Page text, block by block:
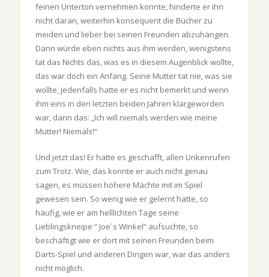
feinen Unterton vernehmen konnte, hinderte er ihn
nicht daran, weiterhin konsequent die Bücher zu
meiden und lieber bei seinen Freunden abzuhängen.
Dann würde eben nichts aus ihm werden, wenigstens
tat das Nichts das, was es in diesem Augenblick wollte,
das war doch ein Anfang. Seine Mutter tat nie, was sie
wollte, jedenfalls hatte er es nicht bemerkt und wenn
ihm eins in den letzten beiden Jahren klargeworden
war, dann das: „Ich will niemals werden wie meine
Mutter! Niemals!“
Und jetzt das! Er hatte es geschafft, allen Unkenrufen
zum Trotz. Wie, das konnte er auch nicht genau
sagen, es müssen höhere Mächte mit im Spiel
gewesen sein. So wenig wie er gelernt hatte, so
häufig, wie er am helllichten Tage seine
Lieblingskneipe “ Joe´s Winkel“ aufsuchte, so
beschäftigt wie er dort mit seinen Freunden beim
Darts-Spiel und anderen Dingen war, war das anders
nicht möglich.